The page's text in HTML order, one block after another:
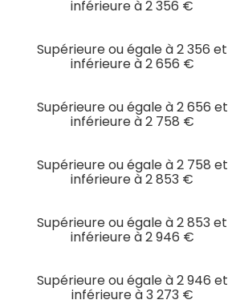
inférieure à 2 356 €
Supérieure ou égale à 2 356 et
inférieure à 2 656 €
Supérieure ou égale à 2 656 et
inférieure à 2 758 €
Supérieure ou égale à 2 758 et
inférieure à 2 853 €
Supérieure ou égale à 2 853 et
inférieure à 2 946 €
Supérieure ou égale à 2 946 et
inférieure à 3 273 €